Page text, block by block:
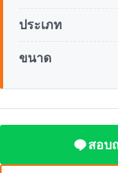
ประเภท
ขนาด
สอบ